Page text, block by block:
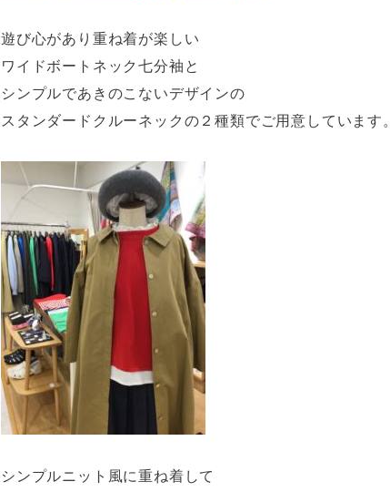
遊び心があり重ね着が楽しい
ワイドボートネック七分袖と
シンプルであきのこないデザインの
スタンダードクルーネックの２種類でご用意しています。
シンプルニット風に重ね着して